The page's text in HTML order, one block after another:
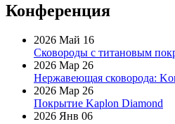
Конференция
2026 Май 16
Сковороды с титановым
2026 Мар 26
Нержавеющая сковорода:
2026 Мар 26
Покрытие Kaplon Diamond
2026 Янв 06